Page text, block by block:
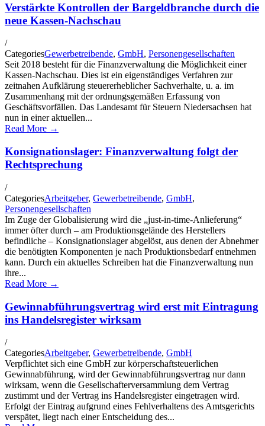
Verstärkte Kontrollen der Bargeldbranche durch die
neue Kassen-Nachschau
/
CategoriesGewerbetreibende, GmbH, Personengesellschaften
Seit 2018 besteht für die Finanzverwaltung die Möglichkeit einer
Kassen-Nachschau. Dies ist ein eigenständiges Verfahren zur
zeitnahen Aufklärung steuererheblicher Sachverhalte, u. a. im
Zusammenhang mit der ordnungsgemäßen Erfassung von
Geschäftsvorfällen. Das Landesamt für Steuern Niedersachsen hat
nun in einer aktuellen...
Read More →
Konsignationslager: Finanzverwaltung folgt der
Rechtsprechung
/
CategoriesArbeitgeber, Gewerbetreibende, GmbH,
Personengesellschaften
Im Zuge der Globalisierung wird die „just-in-time-Anlieferung“
immer öfter durch – am Produktionsgelände des Herstellers
befindliche – Konsignationslager abgelöst, aus denen der Abnehmer
die benötigten Komponenten je nach Produktionsbedarf entnehmen
kann. Durch ein aktuelles Schreiben hat die Finanzverwaltung nun
ihre...
Read More →
Gewinnabführungsvertrag wird erst mit Eintragung
ins Handelsregister wirksam
/
CategoriesArbeitgeber, Gewerbetreibende, GmbH
Verpflichtet sich eine GmbH zur körperschaftsteuerlichen
Gewinnabführung, wird der Gewinnabführungsvertrag nur dann
wirksam, wenn die Gesellschafterversammlung dem Vertrag
zustimmt und der Vertrag ins Handelsregister eingetragen wird.
Erfolgt der Eintrag aufgrund eines Fehlverhaltens des Amtsgerichts
verspätet, liegt nach einer Entscheidung des...